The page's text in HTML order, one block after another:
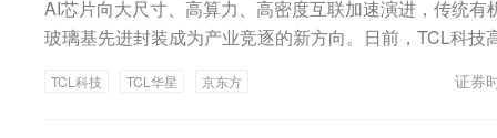
升级。相较传统有机基板，玻璃材料具有热膨胀系数更接
介电损耗更低、绝缘性更强等特点，有助于缓解大尺寸封
互连密度受限等问题。中信证券认为，玻璃基板可应用
AI芯片向大尺寸、高算力、高密度互联加速演进，传统有
玻璃基先进封装成为产业竞逐的新方向。日前，TCL科技
键工艺验证，计划下半年展示相关样品并筹建中试线开
TCL科技 TCL华星 京东方 证券